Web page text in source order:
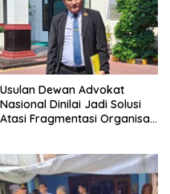
Usulan Dewan Advokat
Nasional Dinilai Jadi Solusi
Atasi Fragmentasi Organisasi